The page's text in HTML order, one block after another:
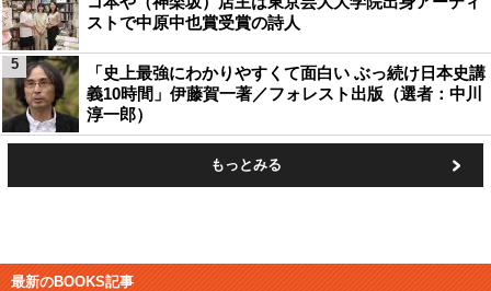
ストで中原中也賞受賞の詩人
「史上最強にわかりやすくて面白い ぶっ続け日本史講
義10時間」伊藤賀一著／フォレスト出版（選者：中川
淳一郎）
5
もっとみる
最新のBOOKS記事